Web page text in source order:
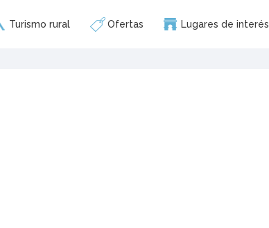
Turismo rural Ofertas Lugares de interés